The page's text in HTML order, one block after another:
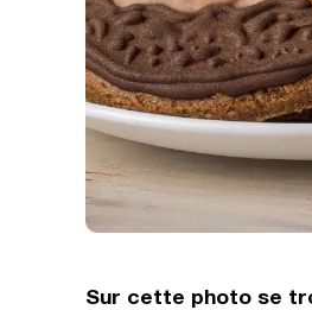
Sur cette photo se